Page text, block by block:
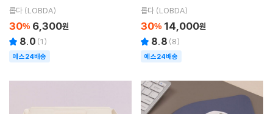
롭다 (LOBDA)
30% 6,300원
8.0 (1)
예스24배송
롭다 (LOBDA)
30% 14,000원
8.8 (8)
예스24배송